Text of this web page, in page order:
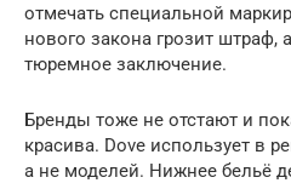
отмечать специальной
нового закона грозит штраф,
тюремное заключение.
Бренды тоже не отстают и
красива. Dove использует в
а не моделей. Нижнее бельё